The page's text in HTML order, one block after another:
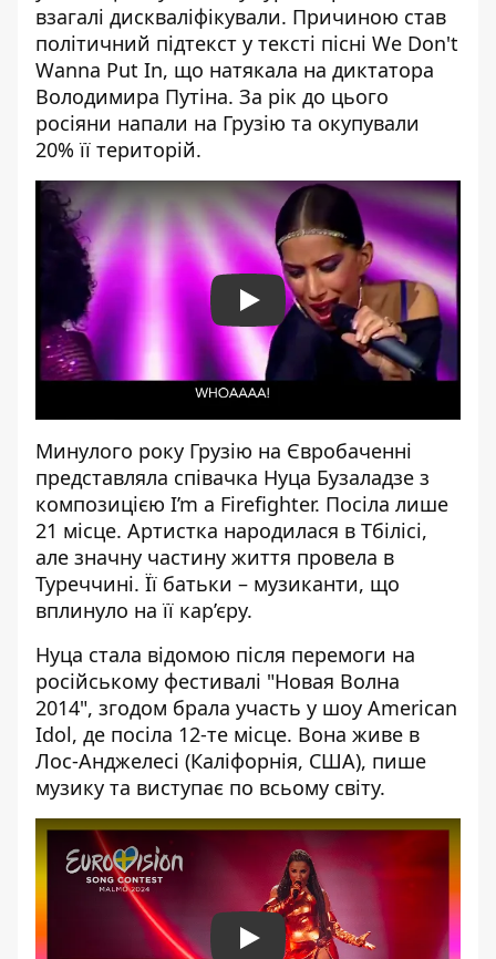
взагалі дискваліфікували. Причиною став
політичний підтекст у тексті пісні We Don't
Wanna Put In, що натякала на диктатора
Володимира Путіна​. За рік до цього
росіяни напали на Грузію та окупували
20% її територій.
Play
Минулого року Грузію на Євробаченні
представляла співачка Нуца Бузаладзе з
композицією I’m a Firefighter. Посіла лише
21 місце. Артистка народилася в Тбілісі,
але значну частину життя провела в
Туреччині. Її батьки – музиканти, що
вплинуло на її кар’єру.
Нуца стала відомою після перемоги на
російському фестивалі "Новая Волна
2014", згодом брала участь у шоу American
Idol, де посіла 12-те місце. Вона живе в
Лос-Анджелесі (Каліфорнія, США), пише
музику та виступає по всьому світу.
Play